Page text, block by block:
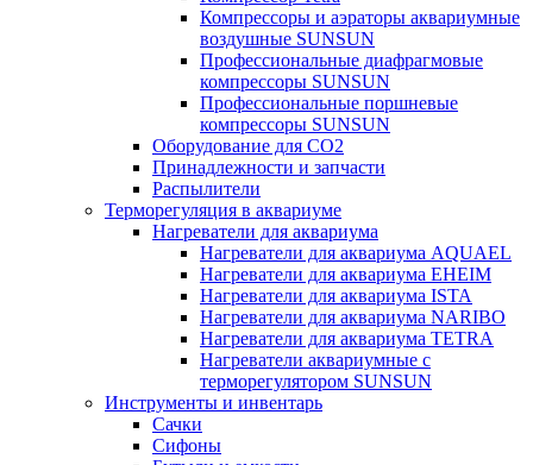
Компрессоры и аэраторы аквариумные
воздушные SUNSUN
Профессиональные диафрагмовые
компрессоры SUNSUN
Профессиональные поршневые
компрессоры SUNSUN
Оборудование для CO2
Принадлежности и запчасти
Распылители
Терморегуляция в аквариуме
Нагреватели для аквариума
Нагреватели для аквариума AQUAEL
Нагреватели для аквариума EHEIM
Нагреватели для аквариума ISTA
Нагреватели для аквариума NARIBO
Нагреватели для аквариума TETRA
Нагреватели аквариумные с
терморегулятором SUNSUN
Инструменты и инвентарь
Сачки
Сифоны